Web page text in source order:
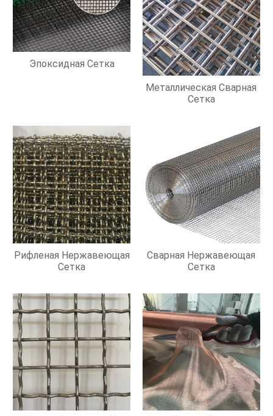
Эпоксидная Сетка
Металлическая Сварная
Сетка
Рифленая Нержавеющая
Сетка
Сварная Нержавеющая
Сетка